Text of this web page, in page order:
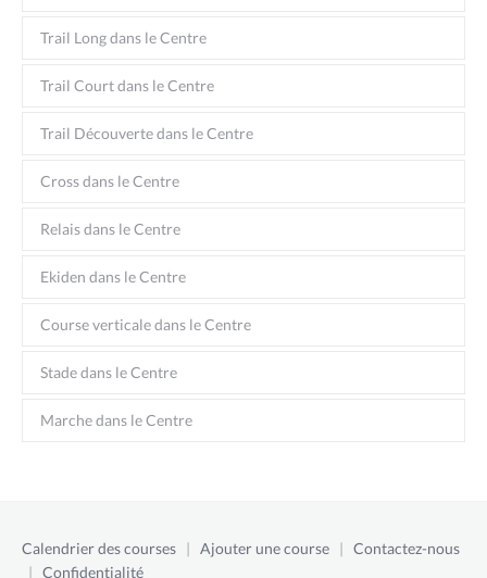
Trail Long dans le Centre
Trail Court dans le Centre
Trail Découverte dans le Centre
Cross dans le Centre
Relais dans le Centre
Ekiden dans le Centre
Course verticale dans le Centre
Stade dans le Centre
Marche dans le Centre
Calendrier des courses | Ajouter une course | Contactez-nous
| Confidentialité